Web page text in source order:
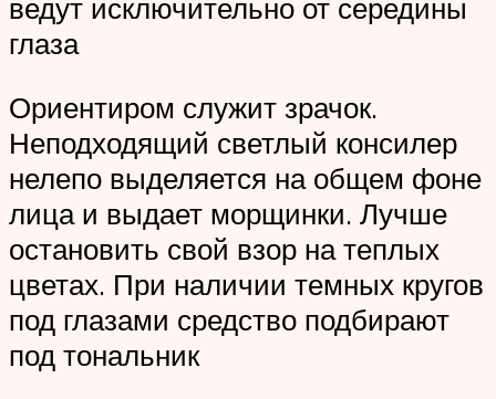
ведут исключительно от середины
глаза
Ориентиром служит зрачок.
Неподходящий светлый консилер
нелепо выделяется на общем фоне
лица и выдает морщинки. Лучше
остановить свой взор на теплых
цветах. При наличии темных кругов
под глазами средство подбирают
под тональник